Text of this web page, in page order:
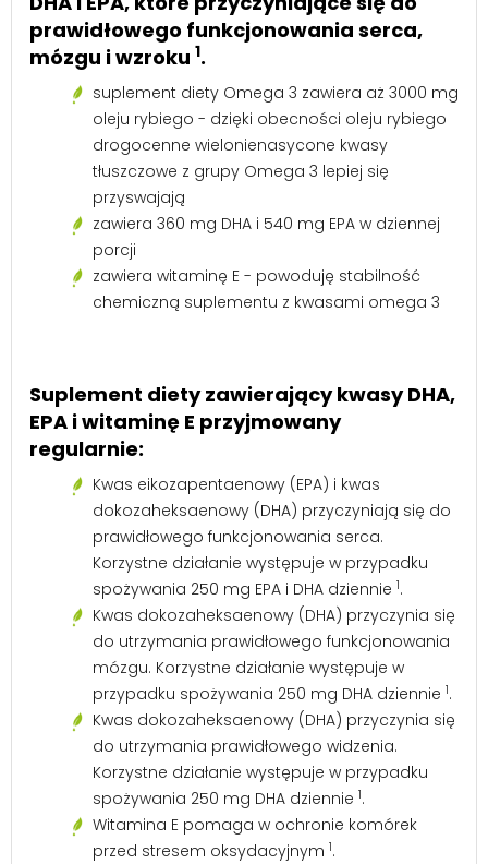
prawidłowego funkcjonowania serca,
mózgu i wzroku 1.
suplement diety Omega 3 zawiera aż 3000 mg
oleju rybiego - dzięki obecności oleju rybiego
drogocenne wielonienasycone kwasy
tłuszczowe z grupy Omega 3 lepiej się
przyswajają
zawiera 360 mg DHA i 540 mg EPA w dziennej
porcji
zawiera witaminę E - powoduję stabilność
chemiczną suplementu z kwasami omega 3
Suplement diety zawierający kwasy DHA,
EPA i witaminę E przyjmowany
regularnie:
Kwas eikozapentaenowy (EPA) i kwas
dokozaheksaenowy (DHA) przyczyniają się do
prawidłowego funkcjonowania serca.
Korzystne działanie występuje w przypadku
spożywania 250 mg EPA i DHA dziennie 1.
Kwas dokozaheksaenowy (DHA) przyczynia się
do utrzymania prawidłowego funkcjonowania
mózgu. Korzystne działanie występuje w
przypadku spożywania 250 mg DHA dziennie 1.
Kwas dokozaheksaenowy (DHA) przyczynia się
do utrzymania prawidłowego widzenia.
Korzystne działanie występuje w przypadku
spożywania 250 mg DHA dziennie 1.
Witamina E pomaga w ochronie komórek
przed stresem oksydacyjnym 1.